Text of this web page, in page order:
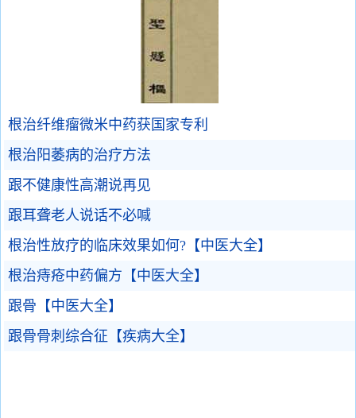
根治纤维瘤微米中药获国家专利
根治阳萎病的治疗方法
跟不健康性高潮说再见
跟耳聋老人说话不必喊
根治性放疗的临床效果如何?【中医大全】
根治痔疮中药偏方【中医大全】
跟骨【中医大全】
跟骨骨刺综合征【疾病大全】